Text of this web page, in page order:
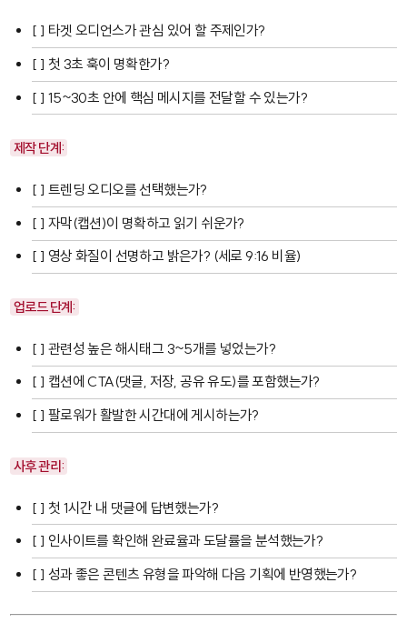
[ ] 타겟 오디언스가 관심 있어 할 주제인가?
[ ] 첫 3초 훅이 명확한가?
[ ] 15~30초 안에 핵심 메시지를 전달할 수 있는가?
제작 단계:
[ ] 트렌딩 오디오를 선택했는가?
[ ] 자막(캡션)이 명확하고 읽기 쉬운가?
[ ] 영상 화질이 선명하고 밝은가? (세로 9:16 비율)
업로드 단계:
[ ] 관련성 높은 해시태그 3~5개를 넣었는가?
[ ] 캡션에 CTA(댓글, 저장, 공유 유도)를 포함했는가?
[ ] 팔로워가 활발한 시간대에 게시하는가?
사후 관리:
[ ] 첫 1시간 내 댓글에 답변했는가?
[ ] 인사이트를 확인해 완료율과 도달률을 분석했는가?
[ ] 성과 좋은 콘텐츠 유형을 파악해 다음 기획에 반영했는가?